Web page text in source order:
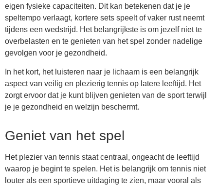
eigen fysieke capaciteiten. Dit kan betekenen dat je je
speltempo verlaagt, kortere sets speelt of vaker rust neemt
tijdens een wedstrijd. Het belangrijkste is om jezelf niet te
overbelasten en te genieten van het spel zonder nadelige
gevolgen voor je gezondheid.
In het kort, het luisteren naar je lichaam is een belangrijk
aspect van veilig en plezierig tennis op latere leeftijd. Het
zorgt ervoor dat je kunt blijven genieten van de sport terwijl
je je gezondheid en welzijn beschermt.
Geniet van het spel
Het plezier van tennis staat centraal, ongeacht de leeftijd
waarop je begint te spelen. Het is belangrijk om tennis niet
louter als een sportieve uitdaging te zien, maar vooral als